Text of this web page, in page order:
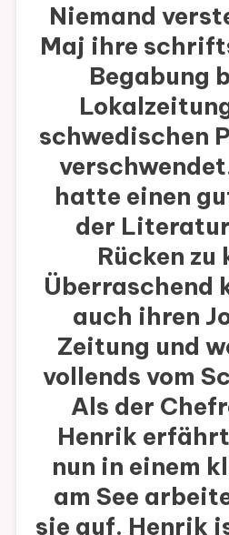
Niemand
Maj ihre
Begabung
schwedischen
hatte einen
der
Rücken zu
Überraschend
auch ihren
Zeitung und
vollends vom
Als der
Henrik
nun in einem
am See
sie auf. Henrik